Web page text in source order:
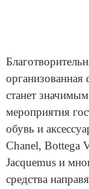
станет
мероприятия
обувь и
Chanel, Bottega
Jacquemus и
средства